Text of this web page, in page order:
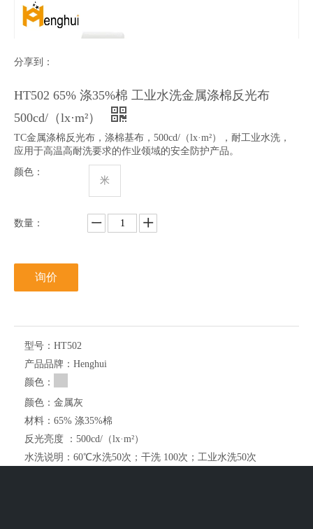
分享到：
HT502 65% 涤35%棉 工业水洗金属涤棉反光布
500cd/（lx·m²）
TC金属涤棉反光布，涤棉基布，500cd/（lx·m²），耐工业水洗，
应用于高温高耐洗要求的作业领域的安全防护产品。
颜色：
米
数量：
询价
型号： HT502
产品品牌： Henghui
颜色：
颜色： 金属灰
材料： 65% 涤35%棉
反光亮度 ： 500cd/（lx·m²）
水洗说明： 60℃水洗50次；干洗 100次；工业水洗50次